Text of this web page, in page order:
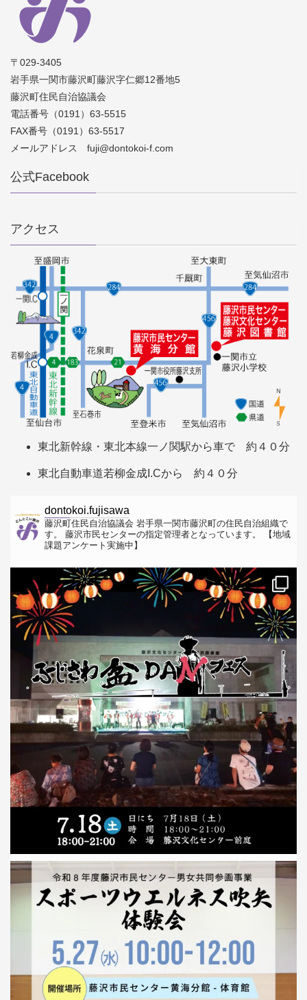
〒029-3405
岩手県一関市藤沢町藤沢字仁郷12番地5
藤沢町住民自治協議会
電話番号（0191）63-5515
FAX番号（0191）63-5517
メールアドレス fuji@dontokoi-f.com
公式Facebook
アクセス
東北新幹線・東北本線一ノ関駅から車で 約４０分
東北自動車道若柳金成I.Cから 約４０分
dontokoi.fujisawa
藤沢町住民自治協議会 岩手県一関市藤沢町の住民自治組織で
す。
藤沢市民センターの指定管理者となっています。
【地域
課題アンケート実施中】